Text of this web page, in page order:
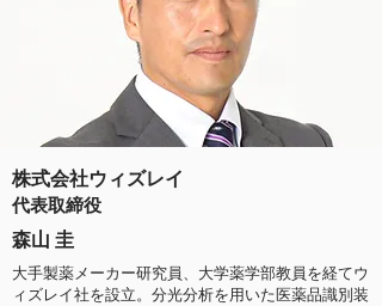
株式会社ウィズレイ
代表取締役
森山 圭
大手製薬メーカー研究員、大学薬学部教員を経てウ
ィズレイ社を設立。分光分析を用いた医薬品識別装